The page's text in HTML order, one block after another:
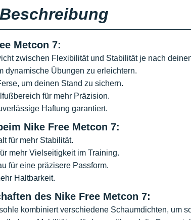
Metcon 7:
zwischen Flexibilität und Stabilität je nach
dynamische Übungen zu erleichtern.
um deinen Stand zu sichern.
für mehr Präzision.
Haftung garantiert.
Nike Free Metcon 7:
für mehr Stabilität.
mehr Vielseitigkeit im Training.
für eine präzisere Passform.
Haltbarkeit.
des Nike Free Metcon 7:
kombiniert verschiedene Schaumdichten, um